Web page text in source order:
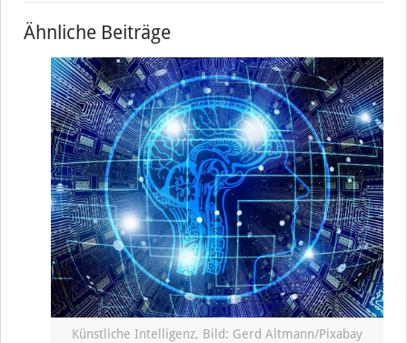
Ähnliche Beiträge
Künstliche Intelligenz, Bild: Gerd Altmann/Pixabay